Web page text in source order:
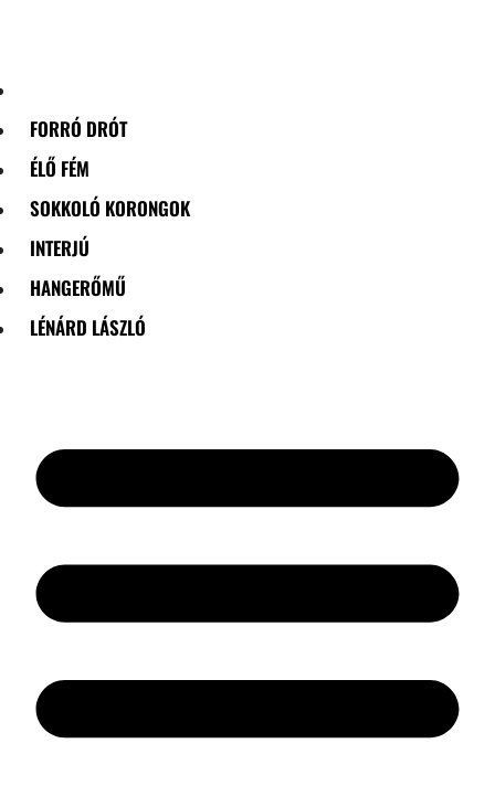
FORRÓ DRÓT
ÉLŐ FÉM
SOKKOLÓ KORONGOK
INTERJÚ
HANGERŐMŰ
LÉNÁRD LÁSZLÓ